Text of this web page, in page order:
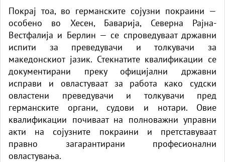
Покрај тоа, во германските сојузни покраини —
особено во Хесен, Баварија, Северна Рајна-
Вестфалија и Берлин — се спроведуваат државни
испити за преведувачи и толкувачи за
македонскиот јазик. Стекнатите квалификации се
документирани преку официјални државни
исправи и овластуваат за работа
како
судски
овластени преведувачи и толкувачи пред
германските органи, судови и нотари. Овие
квалификации почиваат на полноважни управни
акти на сојузните покраини и претставуваат
правно загарантирани професионални
овластувања.